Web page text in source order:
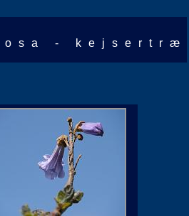
- kejsertræ